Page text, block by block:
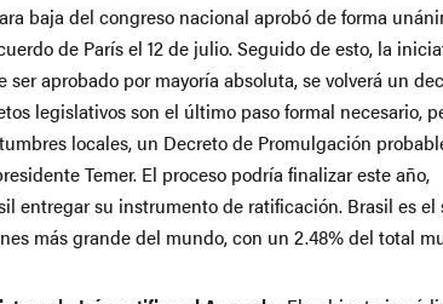
baja del congreso nacional aprobó de forma
de París el 12 de julio. Seguido de esto, la
ser aprobado por mayoría absoluta, se volverá un
legislativos son el último paso formal necesario,
locales, un Decreto de Promulgación
Temer. El proceso podría finalizar este año,
entregar su instrumento de ratificación. Brasil es el
más grande del mundo, con un 2.48% del total